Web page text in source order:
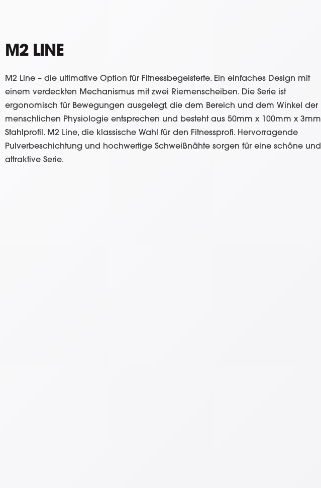
M2 LINE
M2 Line – die ultimative Option für Fitnessbegeisterte. Ein einfaches Design mit
einem verdeckten Mechanismus mit zwei Riemenscheiben. Die Serie ist
ergonomisch für Bewegungen ausgelegt, die dem Bereich und dem Winkel der
menschlichen Physiologie entsprechen und besteht aus 50mm x 100mm x 3mm
Stahlprofil. M2 Line, die klassische Wahl für den Fitnessprofi. Hervorragende
Pulverbeschichtung und hochwertige Schweißnähte sorgen für eine schöne und
attraktive Serie.